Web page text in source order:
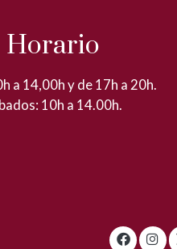
Horario
a 14,00h y de 17h a 20h.
10h a 14.00h.